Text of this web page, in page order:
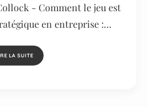
- Comment le jeu est
en entreprise :…
LA SUITE